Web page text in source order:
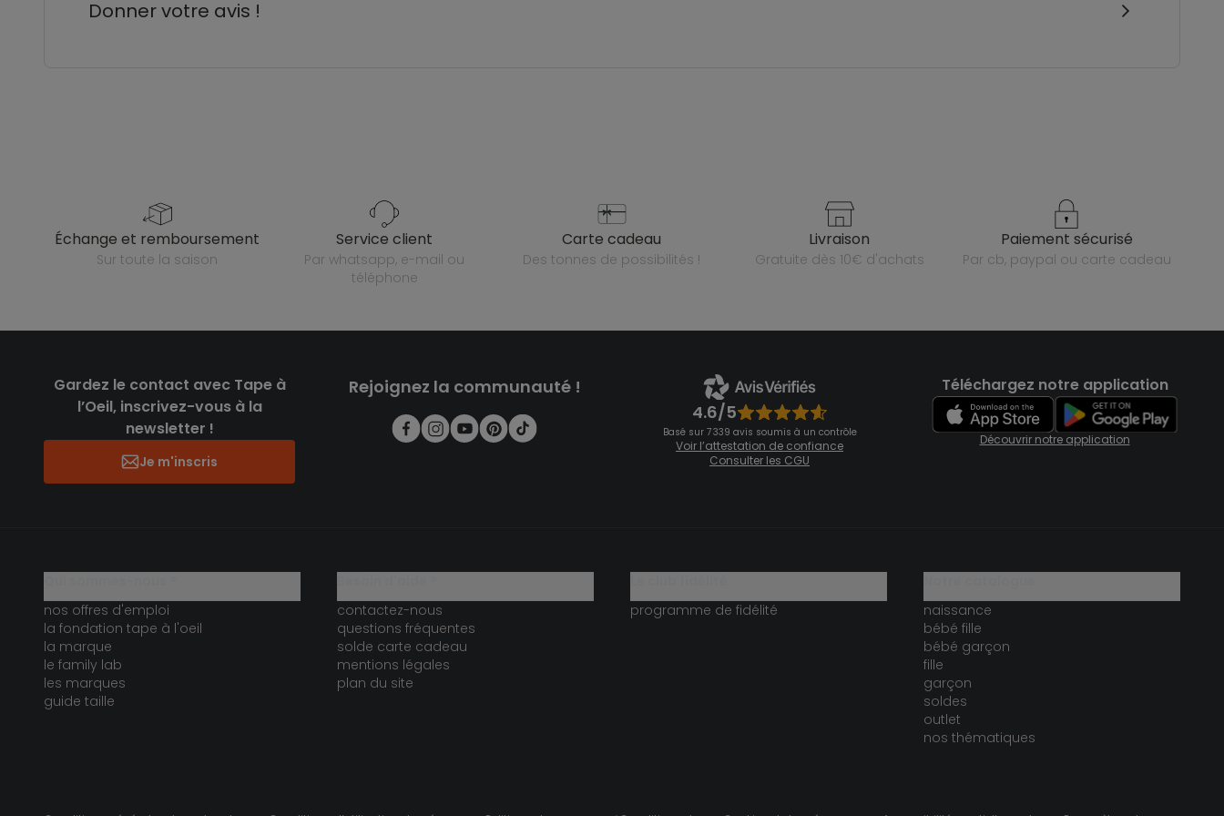
Donner votre avis !
échange et remboursement
sur toute la saison
service client
par whatsapp, e-mail ou
téléphone
carte cadeau
des tonnes de possibilités !
livraison
gratuite dès 10€ d'achats
paiement sécurisé
par cb, paypal ou carte cadeau
Gardez le contact avec Tape à
l’Oeil, inscrivez-vous à la
newsletter !
Je m'inscris
Rejoignez la communauté !
4.6/5
Basé sur 7 339 avis soumis à un contrôle
Voir l’attestation de confiance
Consulter les CGU
Téléchargez notre application
Découvrir notre application
nos offres d'emploi
la fondation tape à l'oeil
la marque
le family lab
les marques
guide taille
contactez-nous
questions fréquentes
solde carte cadeau
mentions légales
plan du site
programme de fidélité
naissance
bébé fille
bébé garçon
fille
garçon
soldes
outlet
nos thématiques